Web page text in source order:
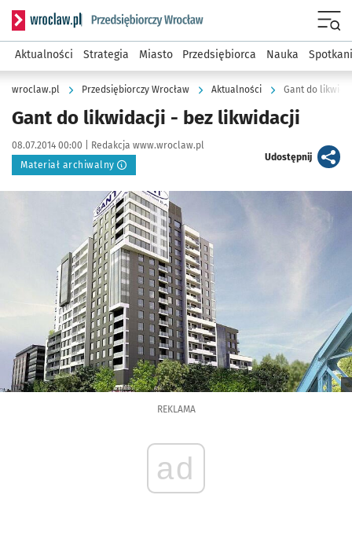
Serwis informacyjny wroclaw.pl podserwis: Strategia
Aktualności Strategia Miasto Przedsiębiorca Nauka
wroclaw.pl Przedsiębiorczy Wrocław Aktualności Gant do
Gant do likwidacji - bez likwidacji
Data publikacji:
08.07.2014 00:00 | Autor:
Redakcja www.wroclaw.pl
Materiał archiwalny
Udostępnijartykuł
Kliknij, aby powiększyć
REKLAMA
ad